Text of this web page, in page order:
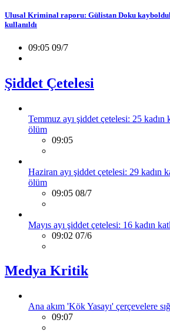
Ulusal Kriminal raporu: Gülistan Doku
kullanıldı
09:05 09/7
Şiddet Çetelesi
Temmuz ayı şiddet çetelesi: 25
ölüm
09:05
Haziran ayı şiddet çetelesi: 29 kadın
ölüm
09:05 08/7
Mayıs ayı şiddet çetelesi: 16 kadın
09:02 07/6
Medya Kritik
Ana akım 'Kök Yasayı' çerçevelere
09:07